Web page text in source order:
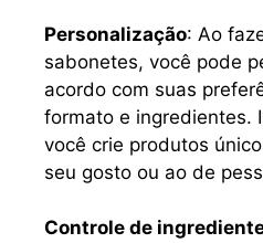
Personalização: Ao
sabonetes, você pode
acordo com suas
formato e ingredientes.
você crie produtos
seu gosto ou ao de
Controle de